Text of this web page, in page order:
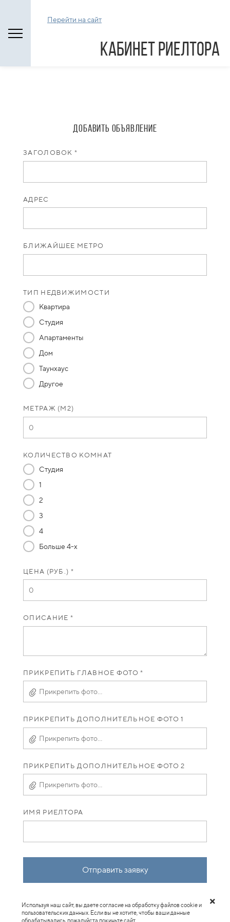
Перейти на сайт
Кабинет риелтора
Добавить объявление
ЗАГОЛОВОК *
АДРЕС
БЛИЖАЙШЕЕ МЕТРО
ТИП НЕДВИЖИМОСТИ
Квартира
Студия
Апартаменты
Дом
Таунхаус
Другое
МЕТРАЖ (М2)
КОЛИЧЕСТВО КОМНАТ
Студия
1
2
3
4
Больше 4-х
ЦЕНА (РУБ.) *
ОПИСАНИЕ *
ПРИКРЕПИТЬ ГЛАВНОЕ ФОТО *
Прикрепить фото...
ПРИКРЕПИТЬ ДОПОЛНИТЕЛЬНОЕ ФОТО 1
Прикрепить фото...
ПРИКРЕПИТЬ ДОПОЛНИТЕЛЬНОЕ ФОТО 2
Прикрепить фото...
ИМЯ РИЕЛТОРА
Отправить заявку
Используя наш сайт, вы даете согласие на обработку файлов cookie и
пользовательских данных. Если вы не хотите, чтобы ваши данные
обрабатывались, пожалуйста покиньте сайт.